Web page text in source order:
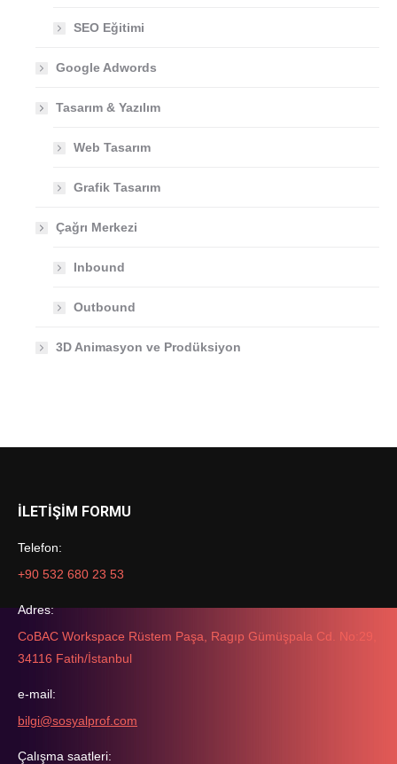
SEO Eğitimi
Google Adwords
Tasarım & Yazılım
Web Tasarım
Grafik Tasarım
Çağrı Merkezi
Inbound
Outbound
3D Animasyon ve Prodüksiyon
İLETİŞİM FORMU
Telefon:
+90 532 680 23 53
Adres:
CoBAC Workspace Rüstem Paşa, Ragıp Gümüşpala Cd. No:29,
34116 Fatih/İstanbul
e-mail:
bilgi@sosyalprof.com
Çalışma saatleri: